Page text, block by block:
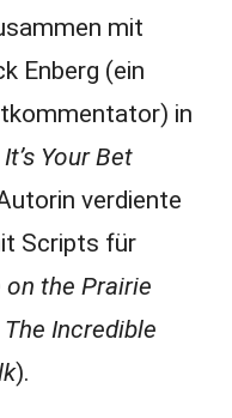
mit
Enberg (ein
in
It’s Your Bet
verdiente
Scripts für
the Prairie
The Incredible
).